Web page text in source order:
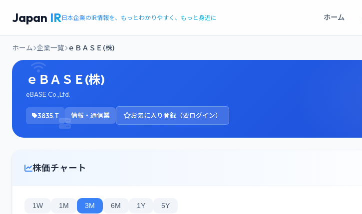
Japan IR日本企業のIR情報を、もっとわかりやすく、もっと身近に ホーム
ホーム 企業一覧 ｅＢＡＳＥ(株)
ｅＢＡＳＥ(株)
eBASE Co.,Ltd.
3835.T 情報・通信業 お気に入り登録（要ログイン）
株価チャート
1W 1M 3M 6M 1Y 5Y